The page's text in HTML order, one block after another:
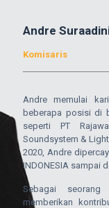
Andre
Komisaris
Andre memulai
beberapa posisi di
seperti PT
Soundsystem &
2020, Andre
INDONESIA sampai
Sebagai
memberikan